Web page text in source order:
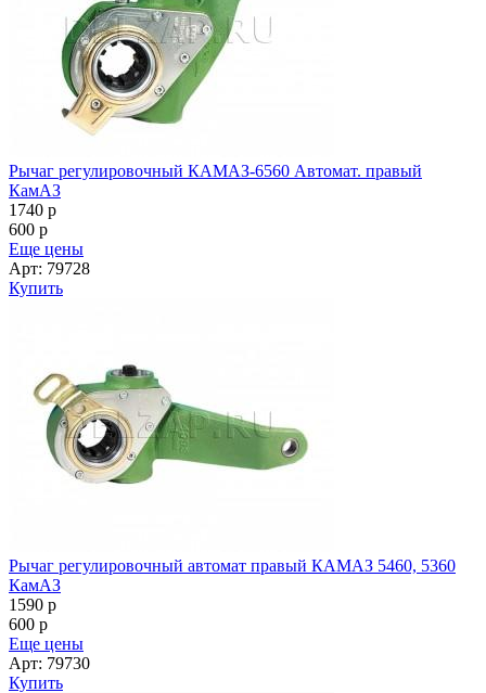
Рычаг регулировочный КАМАЗ-6560 Автомат. правый
КамАЗ
1740 p
600 p
Еще цены
Арт: 79728
Купить
Рычаг регулировочный автомат правый КАМАЗ 5460, 5360
КамАЗ
1590 p
600 p
Еще цены
Арт: 79730
Купить